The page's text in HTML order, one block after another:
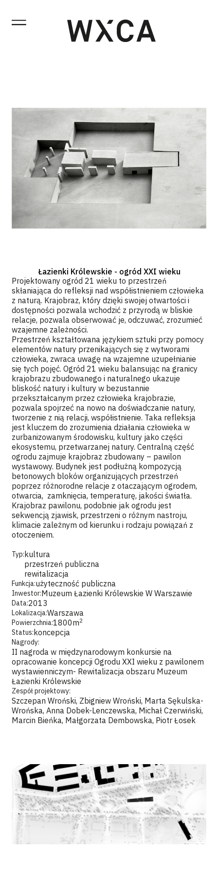
Łazienki Królewskie - ogród XXI wieku
Projektowany ogród 21 wieku to przestrzeń
skłaniająca do refleksji nad współistnieniem człowieka
z naturą. Krajobraz, który dzięki swojej otwartości i
dostępności pozwala wchodzić z przyrodą w bliskie
relacje, pozwala obserwować je, odczuwać, zrozumieć
wzajemne zależności.
Przestrzeń kształtowana językiem sztuki przy pomocy
elementów natury przenikających się z wytworami
człowieka, zwraca uwagę na wzajemne uzupełnianie
się tych pojęć. Ogród 21 wieku balansując na granicy
krajobrazu zbudowanego i naturalnego ukazuje
bliskość natury i kultury w bezustannie
przekształcanym przez człowieka krajobrazie,
pozwala spojrzeć na nowo na doświadczanie natury,
tworzenie z nią relacji, współistnienie. Taka refleksja
jest kluczem do zrozumienia działania człowieka w
zurbanizowanym środowisku, kultury jako części
ekosystemu, przetwarzanej natury. Centralną część
ogrodu zajmuje krajobraz zbudowany – pawilon
wystawowy. Budynek jest podłużną kompozycją
betonowych bloków organizujących przestrzeń
poprzez różnorodne relacje z otaczającym ogrodem,
otwarcia, zamknięcia, temperaturę, jakości światła.
Krajobraz pawilonu, podobnie jak ogrodu jest
sekwencją zjawisk, przestrzeni o różnym nastroju,
klimacie zależnym od kierunku i rodzaju powiązań z
otoczeniem.
Typ:kultura
przestrzeń publiczna
rewitalizacja
Funkcja:użyteczność publiczna
Inwestor:Muzeum Łazienki Królewskie W Warszawie
Data:2013
Lokalizacja:Warszawa
Powierzchnia:1800m2
Status:koncepcja
Nagrody:
II nagroda w międzynarodowym konkursie na
opracowanie koncepcji Ogrodu XXI wieku z pawilonem
wystawienniczym- Rewitalizacja obszaru Muzeum
Łazienki Królewskie
Zespół projektowy:
Szczepan Wroński, Zbigniew Wroński, Marta Sękulska-
Wrońska, Anna Dobek-Lenczewska, Michał Czerwiński,
Marcin Bieńka, Małgorzata Dembowska, Piotr Łosek